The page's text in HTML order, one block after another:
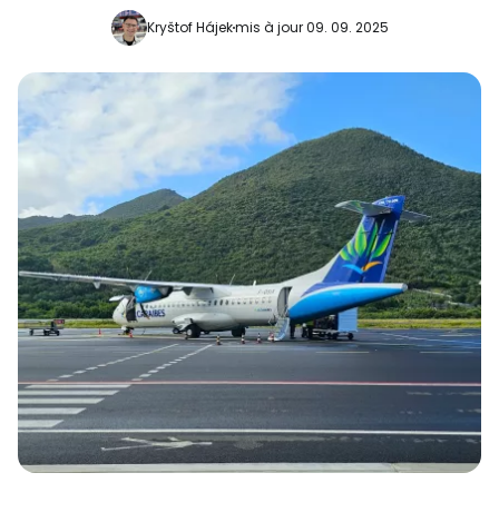
Kryštof Hájekmis à jour 09. 09. 2025
Continuer avec Facebook
Poursuivre avec le courrier
électronique